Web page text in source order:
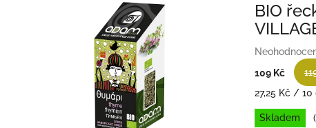
BIO
Průměrné
hodnocení
produktu
je
0,0
109 Kč
Měrná
cena:
27,25 Kč / 10
Skladem